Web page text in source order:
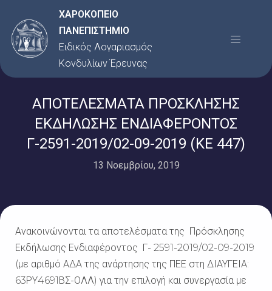
στο
περιεχόμενο
ΧΑΡΟΚΟΠΕΙΟ
ΠΑΝΕΠΙΣΤΗΜΙΟ
Ειδικός Λογαριασμός
Κονδυλίων Έρευνας
Menu
ΑΠΟΤΕΛΕΣΜΑΤΑ ΠΡΟΣΚΛΗΣΗΣ
ΕΚΔΗΛΩΣΗΣ ΕΝΔΙΑΦΕΡΟΝΤΟΣ
Γ-2591-2019/02-09-2019 (ΚΕ 447)
13 Νοεμβρίου, 2019
Ανακοινώνονται τα αποτελέσματα της Πρόσκλησης
Εκδήλωσης Ενδιαφέροντος Γ- 2591-2019/02-09-2019
(με αριθμό ΑΔΑ της ανάρτησης της ΠΕΕ στη ΔΙΑΥΓΕΙΑ:
63ΡΥ4691ΒΣ-ΟΛΛ) για την επιλογή και συνεργασία με